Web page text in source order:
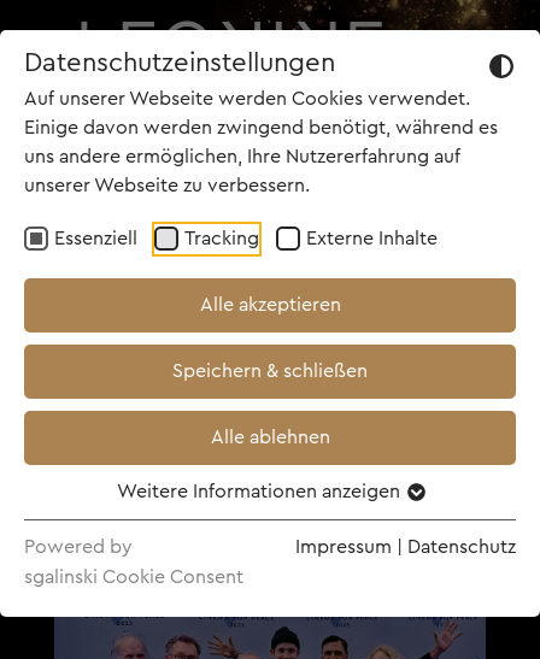
Datenschutzeinstellungen
Auf unserer Webseite werden Cookies verwendet.
Einige davon werden zwingend benötigt, während es
uns andere ermöglichen, Ihre Nutzererfahrung auf
unserer Webseite zu verbessern.
Essenziell Tracking Externe Inhalte
Alle akzeptieren
Speichern & schließen
Alle ablehnen
Weitere Informationen anzeigen
Powered by
sgalinski Cookie Consent
Impressum Datenschutz
TOP NEWS
ETERNAL YOU von Hans
Block & Moritz
Riesewieck gewinnt die
Cinema for Peace Dove
2025